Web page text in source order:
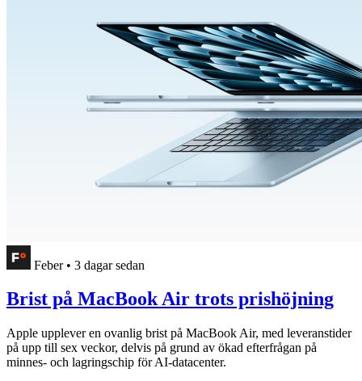
Feber • 3 dagar sedan
Brist på MacBook Air trots prishöjning
Apple upplever en ovanlig brist på MacBook Air, med leveranstider
på upp till sex veckor, delvis på grund av ökad efterfrågan på
minnes- och lagringschip för AI-datacenter.